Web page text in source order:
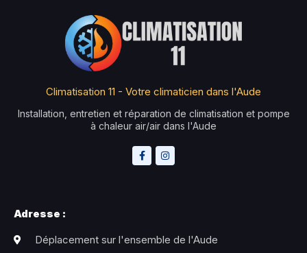
Climatisation 11 - Votre climaticien dans l'Aude
Installation, entretien et réparation de climatisation et pompe
à chaleur air/air dans l'Aude
Adresse :
Déplacement sur l'ensemble de l'Aude